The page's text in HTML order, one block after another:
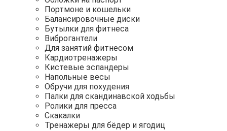
Портмоне и кошельки
Балансировочные диски
Бутылки для фитнеса
Виброгантели
Для занятий фитнесом
Кардиотренажеры
Кистевые эспандеры
Напольные весы
Обручи для похудения
Палки для скандинавской ходьбы
Ролики для пресса
Скакалки
Тренажеры для бёдер и ягодиц